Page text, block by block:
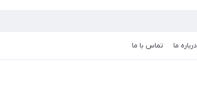
درباره ما تماس با ما